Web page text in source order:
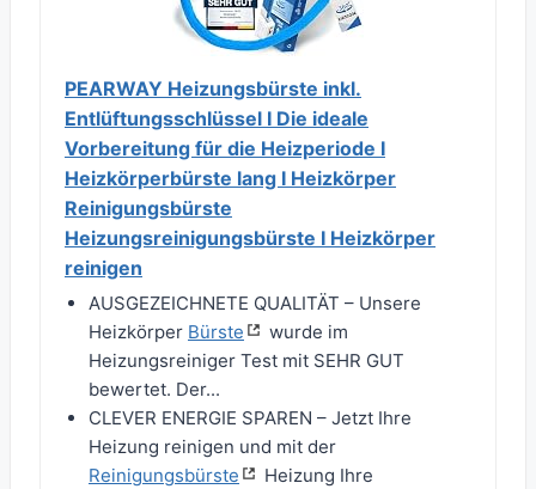
PEARWAY Heizungsbürste inkl.
Entlüftungsschlüssel I Die ideale
Vorbereitung für die Heizperiode I
Heizkörperbürste lang I Heizkörper
Reinigungsbürste
Heizungsreinigungsbürste I Heizkörper
reinigen
AUSGEZEICHNETE QUALITÄT – Unsere
Heizkörper Bürste
wurde im
Heizungsreiniger Test mit SEHR GUT
bewertet. Der...
CLEVER ENERGIE SPAREN – Jetzt Ihre
Heizung reinigen und mit der
Reinigungsbürste
Heizung Ihre